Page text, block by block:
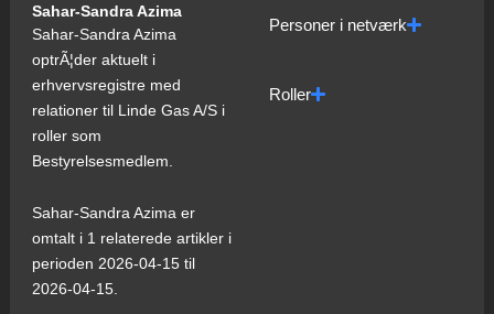
Sahar-Sandra Azima
Sahar-Sandra Azima
optrÃ¦der aktuelt i
erhvervsregistre med
relationer til Linde Gas A/S i
roller som
Bestyrelsesmedlem.
Sahar-Sandra Azima er
omtalt i 1 relaterede artikler i
perioden 2026-04-15 til
2026-04-15.
Personer i netværk
Roller